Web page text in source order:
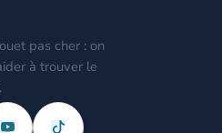
pas cher : on
à trouver le